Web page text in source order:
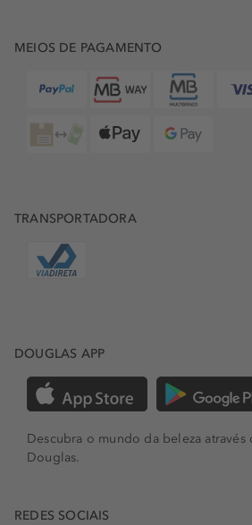
MEIOS DE PAGAMENTO
TRANSPORTADORA
DOUGLAS APP
Descubra o mundo da beleza através
Douglas.
REDES SOCIAIS